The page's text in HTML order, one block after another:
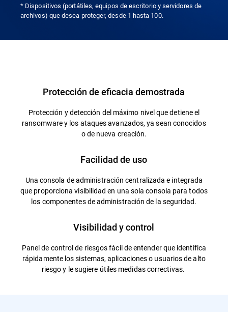
* Dispositivos (portátiles, equipos de escritorio y servidores de
archivos) que desea proteger, desde 1 hasta 100.
Protección de eficacia demostrada
Protección y detección del máximo nivel que detiene el
ransomware y los ataques avanzados, ya sean conocidos
o de nueva creación.
Facilidad de uso
Una consola de administración centralizada e integrada
que proporciona visibilidad en una sola consola para todos
los componentes de administración de la seguridad.
Visibilidad y control
Panel de control de riesgos fácil de entender que identifica
rápidamente los sistemas, aplicaciones o usuarios de alto
riesgo y le sugiere útiles medidas correctivas.